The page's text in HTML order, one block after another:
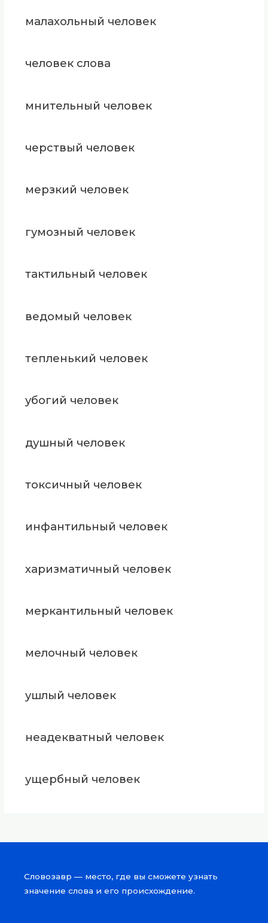
малахольный человек
человек слова
мнительный человек
черствый человек
мерзкий человек
гумозный человек
тактильный человек
ведомый человек
тепленький человек
убогий человек
душный человек
токсичный человек
инфантильный человек
харизматичный человек
меркантильный человек
мелочный человек
ушлый человек
неадекватный человек
ущербный человек
Словозавр — место, где вы сможете узнать
значение слова и его происхождение.